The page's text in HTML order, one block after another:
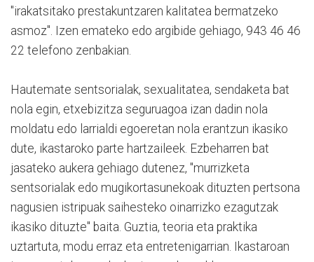
"irakatsitako prestakuntzaren kalitatea bermatzeko
asmoz". Izen emateko edo argibide gehiago, 943 46 46
22 telefono zenbakian.
Hautemate sentsorialak, sexualitatea, sendaketa bat
nola egin, etxebizitza seguruagoa izan dadin nola
moldatu edo larrialdi egoeretan nola erantzun ikasiko
dute, ikastaroko parte hartzaileek. Ezbeharren bat
jasateko aukera gehiago dutenez, "murrizketa
sentsorialak edo mugikortasunekoak dituzten pertsona
nagusien istripuak saihesteko oinarrizko ezagutzak
ikasiko dituzte" baita. Guztia, teoria eta praktika
uztartuta, modu erraz eta entretenigarrian. Ikastaroan